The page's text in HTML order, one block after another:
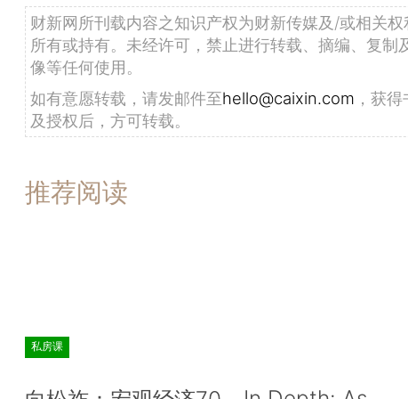
财新网所刊载内容之知识产权为财新传媒及/或相关权
所有或持有。未经许可，禁止进行转载、摘编、复制
像等任何使用。
如有意愿转载，请发邮件至hello@caixin.com ，获
及授权后，方可转载。
推荐阅读
私房课